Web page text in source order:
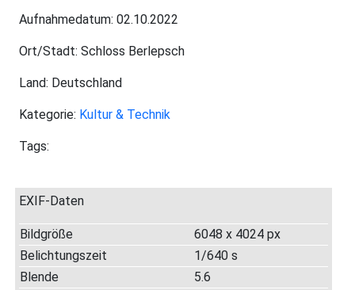
Aufnahmedatum: 02.10.2022
Ort/Stadt: Schloss Berlepsch
Land: Deutschland
Kategorie: Kultur & Technik
Tags:
EXIF-Daten
Bildgröße
6048 x 4024 px
Belichtungszeit
1/640 s
Blende
5.6